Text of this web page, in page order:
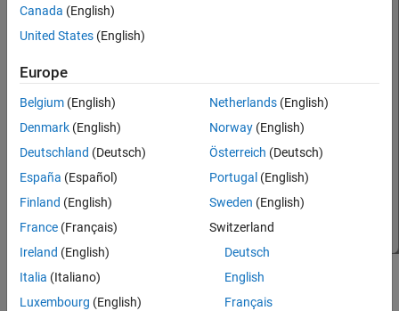
See Also
Open the Video Creator
Canada (English)
United States (English)
Europe
Belgium (English)
Denmark (English)
Deutschland (Deutsch)
España (Español)
Finland (English)
France (Français)
Ireland (English)
Italia (Italiano)
Luxembourg (English)
Netherlands(English)
Norway(English)
Österreich (Deutsch)
Portugal (English)
Sweden (English)
Switzerland
Deutsch
English
Français